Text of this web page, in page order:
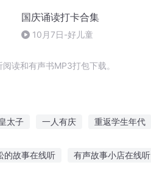
国庆诵读打卡合集
10月7日-好儿童
读和有声书MP3打包下载。
太子 一人有庆 重返学生年代
的故事在线听 有声故事小店在线听